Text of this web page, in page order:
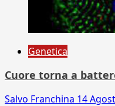
Genetica
Cuore torna a
Salvo Franchina 14